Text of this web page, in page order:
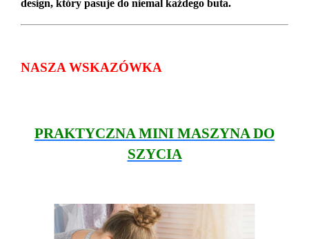
design, który pasuje do niemal każdego buta.
NASZA WSKAZÓWKA
PRAKTYCZNA MINI MASZYNA DO
SZYCIA